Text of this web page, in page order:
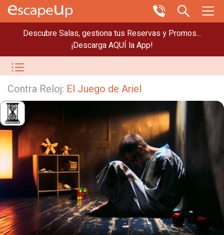
Descubre Salas, gestiona tus Reservas y Promos...
¡Descarga AQUÍ la App!
Contra Reloj: El Juego de Ariel